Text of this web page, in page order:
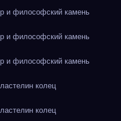
и философский камень
и философский камень
и философский камень
колец
колец